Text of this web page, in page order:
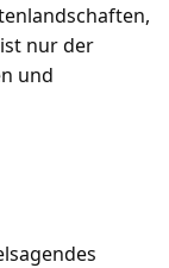
nur der
und